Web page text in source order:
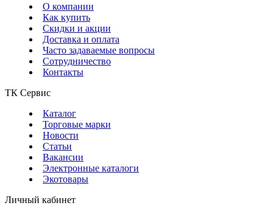
О компании
Как купить
Скидки и акции
Доставка и оплата
Часто задаваемые вопросы
Сотрудничество
Контакты
ТК Сервис
Каталог
Торговые марки
Новости
Статьи
Вакансии
Электронные каталоги
Экотовары
Личный кабинет